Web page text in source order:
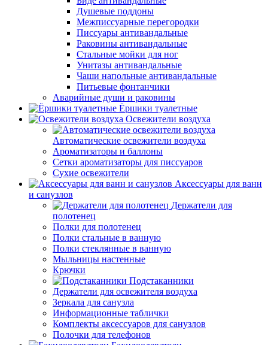
Душевые поддоны
Межписсуарные перегородки
Писсуары антивандальные
Раковины антивандальные
Стальные мойки для ног
Унитазы антивандальные
Чаши напольные антивандальные
Питьевые фонтанчики
Аварийные души и раковины
Ёршики туалетные
Освежители воздуха
Автоматические освежители воздуха
Ароматизаторы и баллоны
Сетки ароматизаторы для писсуаров
Сухие освежители
Аксессуары для ванн
и санузлов
Держатели для
полотенец
Полки для полотенец
Полки стальные в ванную
Полки стеклянные в ванную
Мыльницы настенные
Крючки
Подстаканники
Держатели для освежителя воздуха
Зеркала для санузла
Информационные таблички
Комплекты аксессуаров для санузлов
Полочки для телефонов